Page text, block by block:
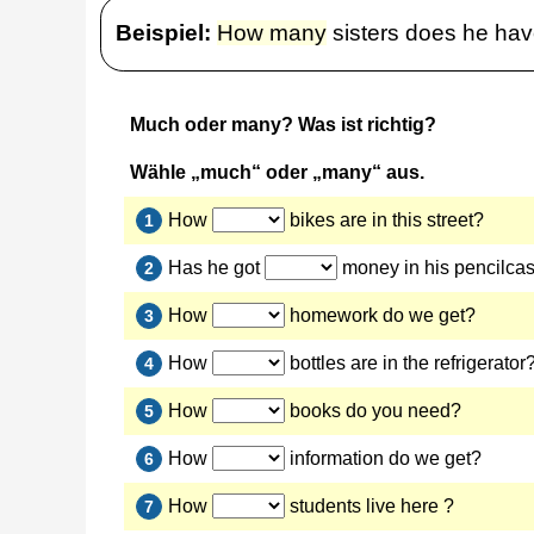
Beispiel: How manysisters does he